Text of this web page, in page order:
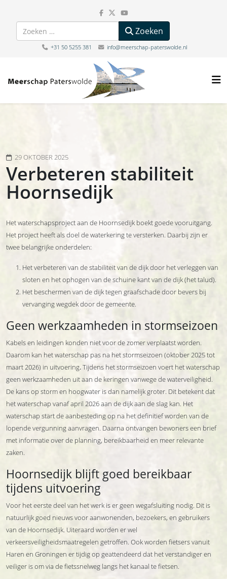
Zoeken Zoeken
+31 50 5255 381 info@meerschap-paterswolde.nl
29 OKTOBER 2025
Verbeteren stabiliteit
Hoornsedijk
Het waterschapsproject aan de Hoornsedijk boekt goede vooruitgang.
Het project heeft als doel de waterkering te versterken. Daarbij zijn er
twee belangrijke onderdelen:
Het verbeteren van de stabiliteit van de dijk door het verleggen van
sloten en het ophogen van de schuine kant van de dijk (het talud).
Het beschermen van de dijk tegen graafschade door bevers bij
vervanging wegdek door de gemeente.
Geen werkzaamheden in stormseizoen
Kabels en leidingen konden niet voor de zomer verplaatst worden.
Daarom kan het waterschap pas na het stormseizoen (oktober 2025 tot
maart 2026) in uitvoering.Tijdens het stormseizoen voert het waterschap
geen werkzaamheden uit aan de keringen vanwege de waterveiligheid.
De kans op storm en hoogwater is dan namelijk groter. Dit betekent dat
het waterschap vanaf april 2026 aan de dijk aan de slag kan. Het
waterschap start de aanbesteding op na het definitief worden van de
lopende vergunning aanvragen. Daarna ontvangen bewoners een brief
met informatie over de planning, bereikbaarheid en meer relevante
zaken.
Hoornsedijk blijft goed bereikbaar
tijdens uitvoering
Voor het eerste deel van het werk is er geen wegafsluiting nodig. Dit is
natuurlijk goed nieuws voor aanwonenden, bezoekers, en gebruikers
van de Hoornsedijk. Uiteraard worden er wel
verkeersveiligheidsmaatregelen getroffen. Ook worden fietsers vanuit
Haren en Groningen er tijdig op geattendeerd dat het verstandiger en
veiliger is om via de fietssnelweg langs het kanaal te fietsen.